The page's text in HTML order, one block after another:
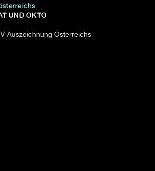
UND OKTO
Auszeichnung Österreichs